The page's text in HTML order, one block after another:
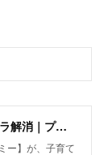
コーチングで子育てのイライラ解消｜プレシャスマミー 公式ホームページ
ー】が、子育て